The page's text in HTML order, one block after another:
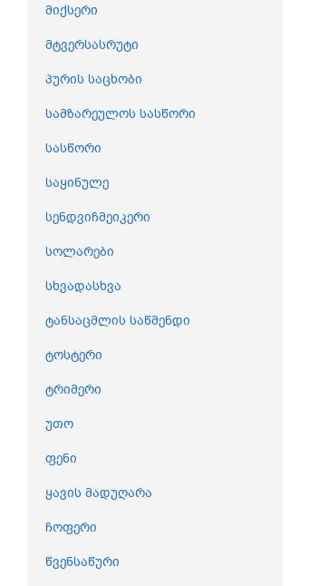
მიქსერი
მტვერსასრუტი
პურის საცხობი
სამზარეულოს სასწორი
სასწორი
საყინულე
სენდვიჩმეიკერი
სოლარები
სხვადასხვა
ტანსაცმლის საწმენდი
ტოსტერი
ტრიმერი
უთო
ფენი
ყავის მადუღარა
ჩოფერი
წვენსაწური